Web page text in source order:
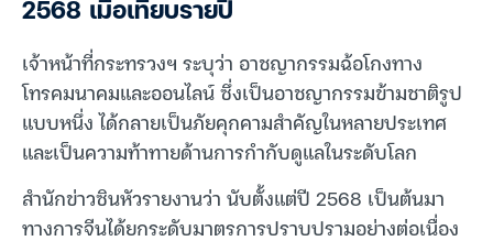
2568 เมื่อเทียบรายปี
เจ้าหน้าที่กระทรวงฯ ระบุว่า อาชญากรรมฉ้อโกงทาง
โทรคมนาคมและออนไลน์ ซึ่งเป็นอาชญากรรมข้ามชาติรูป
แบบหนึ่ง ได้กลายเป็นภัยคุกคามสำคัญในหลายประเทศ
และเป็นความท้าทายด้านการกำกับดูแลในระดับโลก
สำนักข่าวซินหัวรายงานว่า นับตั้งแต่ปี 2568 เป็นต้นมา
ทางการจีนได้ยกระดับมาตรการปราบปรามอย่างต่อเนื่อง